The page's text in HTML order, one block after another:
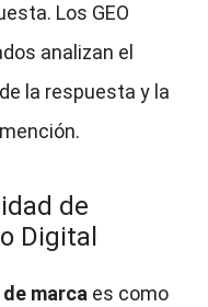
Los GEO
analizan el
la respuesta y la
de
Digital
marca es como